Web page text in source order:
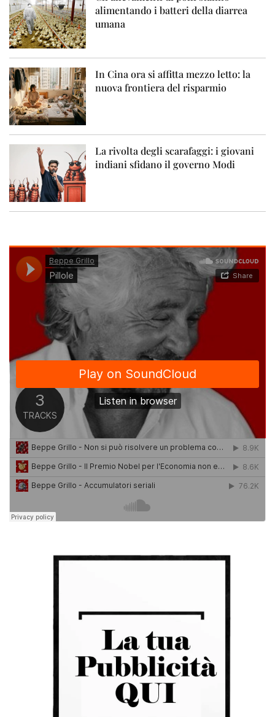
alimentando i batteri della diarrea
umana
In Cina ora si affitta mezzo letto: la
nuova frontiera del risparmio
La rivolta degli scarafaggi: i giovani
indiani sfidano il governo Modi